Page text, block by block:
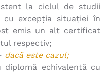
la ciclul de studii
cu excepția situației în
emis un alt certificat
respectiv;
dacă este cazul;
diplomă echivalentă cu